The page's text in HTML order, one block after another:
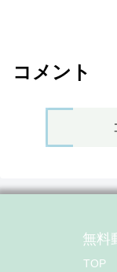
コメント
無
TOP